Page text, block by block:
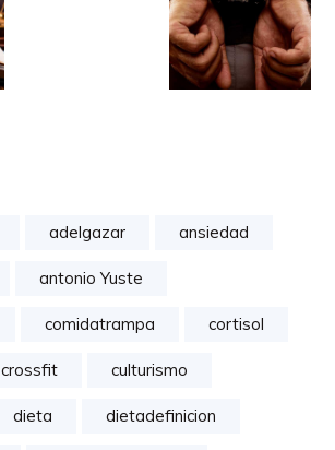
adelgazar ansiedad
antonio Yuste
comidatrampa cortisol
crossfit culturismo
dieta dietadefinicion